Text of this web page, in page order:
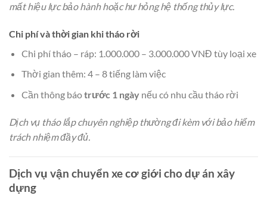
mất hiệu lực bảo hành hoặc hư hỏng hệ thống thủy lực.
Chi phí và thời gian khi tháo rời
Chi phí tháo – ráp: 1.000.000 – 3.000.000 VNĐ tùy loại xe
Thời gian thêm: 4 – 8 tiếng làm việc
Cần thông báotrước 1 ngàynếu có nhu cầu tháo rời
Dịch vụ tháo lắp chuyên nghiệp thường đi kèm với bảo hiểm
trách nhiệm đầy đủ.
Dịch vụ vận chuyển xe cơ giới cho dự án xây
dựng